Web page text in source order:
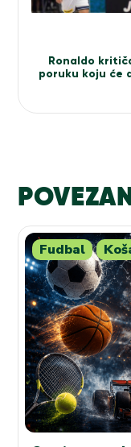
Ronaldo
poruku koju će
Fudbal